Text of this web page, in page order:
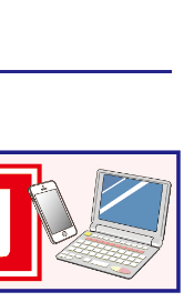
よくある質問
学校交通安全講習